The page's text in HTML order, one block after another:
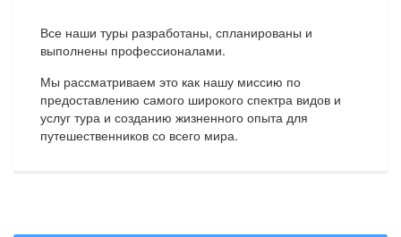
Все наши туры разработаны, спланированы и
выполнены профессионалами.
Мы рассматриваем это как нашу миссию по
предоставлению самого широкого спектра видов и
услуг тура и созданию жизненного опыта для
путешественников со всего мира.